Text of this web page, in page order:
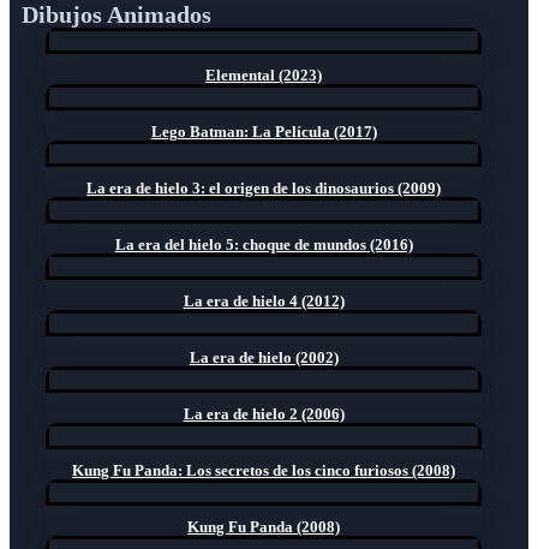
Dibujos Animados
Elemental (2023)
Lego Batman: La Película (2017)
La era de hielo 3: el origen de los dinosaurios (2009)
La era del hielo 5: choque de mundos (2016)
La era de hielo 4 (2012)
La era de hielo (2002)
La era de hielo 2 (2006)
Kung Fu Panda: Los secretos de los cinco furiosos (2008)
Kung Fu Panda (2008)